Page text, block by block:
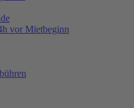
vor Mietbeginn